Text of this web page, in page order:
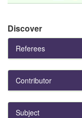
Discover
Referees
Contributor
Subject